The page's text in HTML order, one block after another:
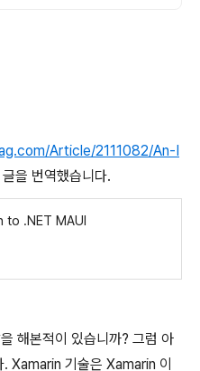
Article/2111082/An-I
을 번역했습니다.
to .NET MAUI
해본적이 있습니까? 그럼 아
Xamarin 기술은 Xamarin 이